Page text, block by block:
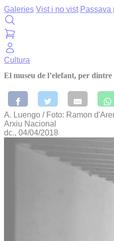
Galeries Vist i no vist Passava
Cultura
El museu de l’elefant, per dintre
A. Luengo / Foto: Ramon
Arxiu Nacional
dc., 04/04/2018